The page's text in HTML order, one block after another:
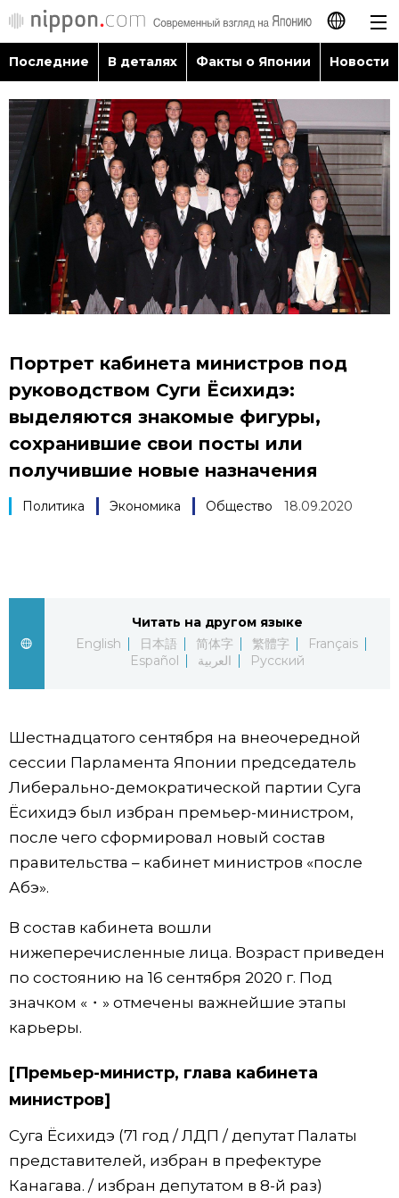
日本語
English
简体字
繁體字
Français
Español
Последние
В деталях
Факты о Японии
Путеводитель по Японии
Фото/Видео
Разделы
Общество
Культура
Жизнь
Технологии
Токио
От редакции
Японский калейдоскоп
Еда и напитки
Последние В деталях Факты о Японии Новости
Портрет кабинета министров под
руководством Суги Ёсихидэ:
выделяются знакомые фигуры,
сохранившие свои посты или
получившие новые назначения
Политика Экономика Общество 18.09.2020
Читать на другом языке
English
日本語 简体字 繁體字
Français
Español
العربية Русский
Шестнадцатого сентября на внеочередной
сессии Парламента Японии председатель
Либерально-демократической партии Суга
Ёсихидэ был избран премьер-министром,
после чего сформировал новый состав
правительства – кабинет министров «после
Абэ».
В состав кабинета вошли
нижеперечисленные лица. Возраст приведен
по состоянию на 16 сентября 2020 г. Под
значком «・» отмечены важнейшие этапы
карьеры.
[Премьер-министр, глава кабинета
министров]
Суга Ёсихидэ (71 год / ЛДП / депутат Палаты
представителей, избран в префектуре
Канагава. / избран депутатом в 8-й раз)